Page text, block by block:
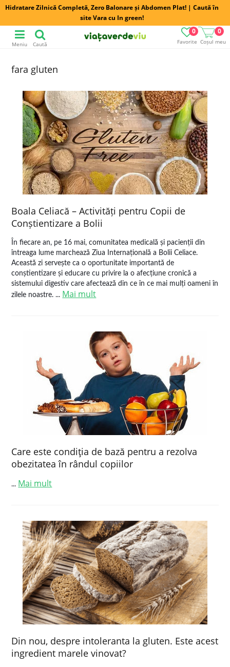
Hidratare Zilnică Completă, Zero Balonare și Abdomen Plat! | Caută în
site Vara cu In green!
Favorite
0
Coșul meu
0
Meniu Caută
fara gluten
Boala Celiacă – Activități pentru Copii de
Conștientizare a Bolii
În fiecare an, pe 16 mai, comunitatea medicală și pacienții din
întreaga lume marchează Ziua Internațională a Bolii Celiace.
Această zi servește ca o oportunitate importantă de
conștientizare și educare cu privire la o afecțiune cronică a
sistemului digestiv care afectează din ce în ce mai mulți oameni în
zilele noastre. ... Mai mult
Care este condiţia de bază pentru a rezolva
obezitatea în rândul copiilor
... Mai mult
Din nou, despre intoleranta la gluten. Este acest
ingredient marele vinovat?